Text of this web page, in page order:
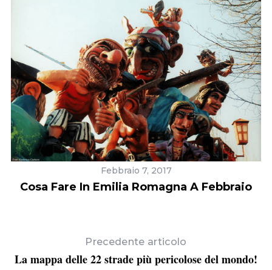
Febbraio 7, 2017
Cosa Fare In Emilia Romagna A Febbraio
Precedente articolo
La mappa delle 22 strade più pericolose del mondo!
C
: